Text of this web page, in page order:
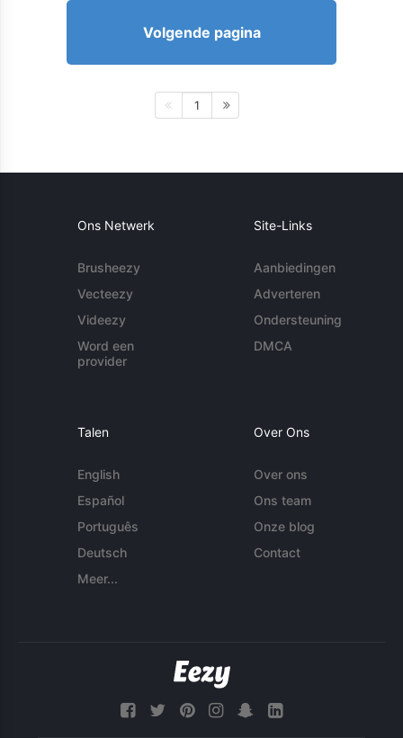
Volgende pagina
1
Ons Netwerk
Brusheezy
Vecteezy
Videezy
Word een
provider
Site-Links
Aanbiedingen
Adverteren
Ondersteuning
DMCA
Talen
English
Español
Português
Deutsch
Meer...
Over Ons
Over ons
Ons team
Onze blog
Contact